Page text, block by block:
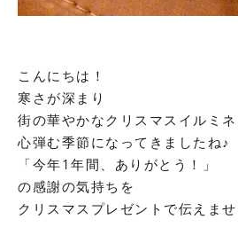
こんにちは！
寒さが深まり
街の華やかなクリスマスイルミ
心弾む季節になってきましたね♪
「今年1年間、ありがとう！」
の感謝の気持ちを
クリスマスプレゼントで伝えませ